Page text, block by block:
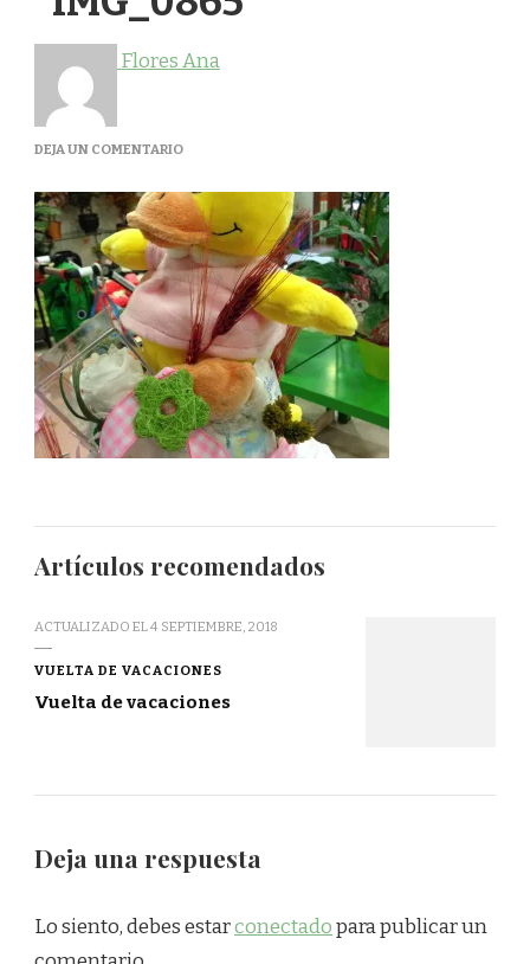
Flores Ana
DEJA UN COMENTARIOEN
Artículos recomendados
ACTUALIZADO EL4 SEPTIEMBRE, 2018
VUELTA DE VACACIONES
Vuelta de vacaciones
Deja una respuesta
Lo siento, debes estarconectadopara publicar un